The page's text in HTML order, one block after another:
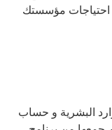
احتياجات مؤسستك
البشرية و حساب